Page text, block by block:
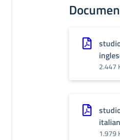
2.447
1.979